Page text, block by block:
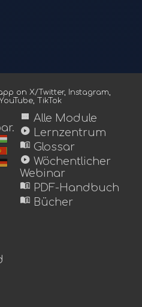
on X/Twitter, Instagram,
YouTube, TikTok
view_module Alle Module
play_circle Lernzentrum
menu_book Glossar
play_circle Wöchentlicher
Webinar
menu_book PDF-Handbuch
menu_book Bücher